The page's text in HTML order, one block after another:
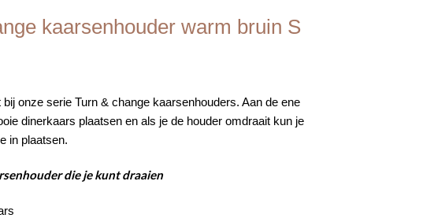
kaarsenhouder warm bruin S
onze serie Turn & change kaarsenhouders. Aan de ene
dinerkaars plaatsen en als je de houder omdraait kun je
in plaatsen.
die je kunt draaien